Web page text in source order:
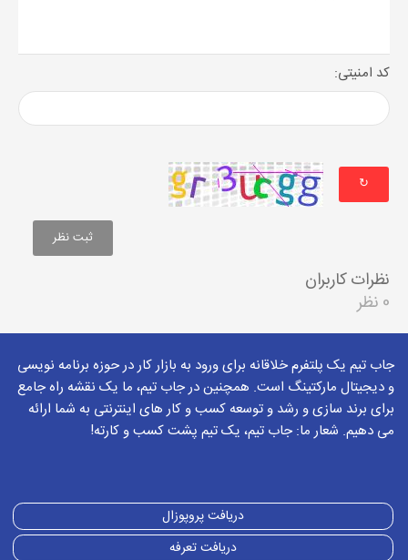
کد امنیتی:
↻
نظرات کاربران
0 نظر
جاب تیم یک پلتفرم خلاقانه برای ورود به بازار کار در حوزه برنامه نویسی
و دیجیتال مارکتینگ است. همچنین در جاب تیم، ما یک نقشه راه جامع
برای برند سازی و رشد و توسعه کسب و کار های اینترنتی به شما ارائه
می دهیم. شعار ما: جاب تیم، یک تیم پشت کسب و کارته!
دریافت پروپوزال
دریافت تعرفه